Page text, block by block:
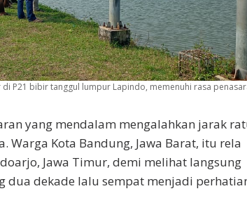
P21 bibir tanggul lumpur Lapindo, memenuhi rasa
yang mendalam mengalahkan jarak
Warga Kota Bandung, Jawa Barat, itu rela
Jawa Timur, demi melihat langsung
dua dekade lalu sempat menjadi